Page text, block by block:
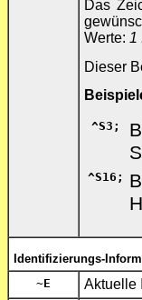
Das
Werte: 1
Dieser
^S3;
^S16;
Identifizierungs-
~E
Aktuelle